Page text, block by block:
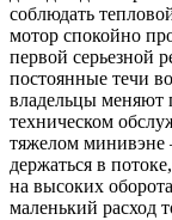
соблюдать
мотор спокойно
первой серьезной
постоянные течи
владельцы меняют
техническом
тяжелом минивэне
держаться в
на высоких
маленький расход